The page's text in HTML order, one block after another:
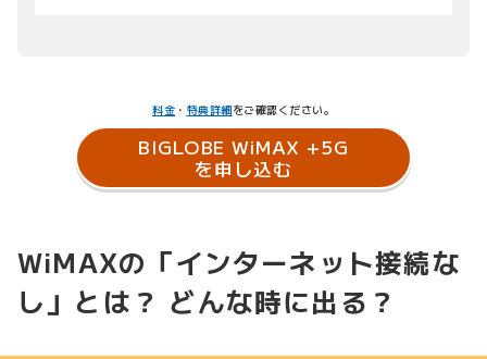
料金 ・ 特典詳細をご確認ください。
BIGLOBE WiMAX +5G
を申し込む
WiMAXの「インターネット接続な
し」とは？ どんな時に出る？